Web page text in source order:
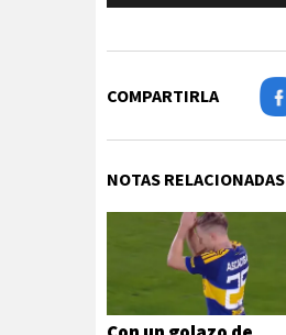
COMPARTIRLA
NOTAS RELACIONADAS